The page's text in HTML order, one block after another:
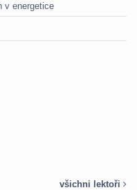
v energetice
všichni lektoři